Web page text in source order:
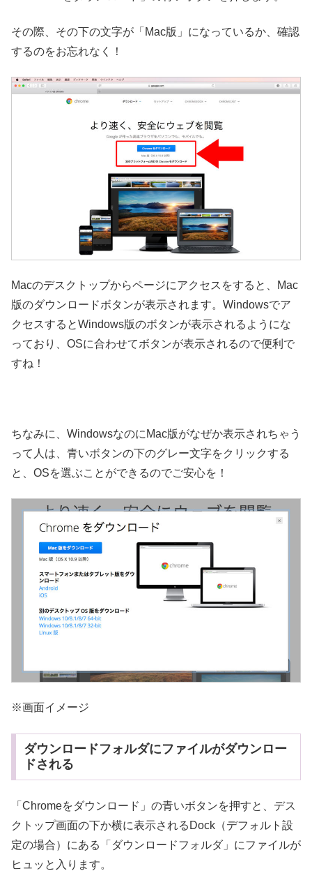
その際、その下の文字が「Mac版」になっているか、確認
するのをお忘れなく！
Macのデスクトップからページにアクセスをすると、Mac
版のダウンロードボタンが表示されます。Windowsでア
クセスするとWindows版のボタンが表示されるようにな
っており、OSに合わせてボタンが表示されるので便利で
すね！
ちなみに、WindowsなのにMac版がなぜか表示されちゃう
って人は、青いボタンの下のグレー文字をクリックする
と、OSを選ぶことができるのでご安心を！
※画面イメージ
ダウンロードフォルダにファイルがダウンロー
ドされる
「Chromeをダウンロード」の青いボタンを押すと、デス
クトップ画面の下か横に表示されるDock（デフォルト設
定の場合）にある「ダウンロードフォルダ」にファイルが
ヒュッと入ります。